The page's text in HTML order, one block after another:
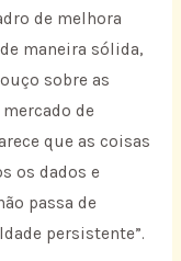
de melhora
maneira sólida,
sobre as
de
que as coisas
os dados e
passa de
persistente”.